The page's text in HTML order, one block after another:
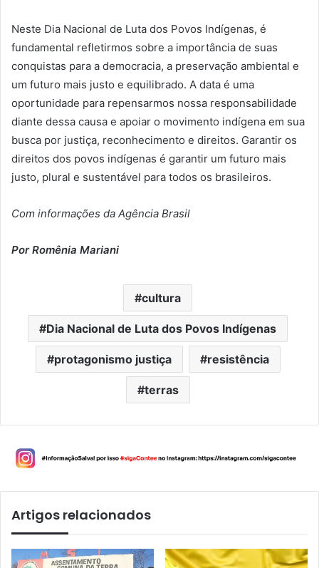
Neste Dia Nacional de Luta dos Povos Indígenas, é
fundamental refletirmos sobre a importância de suas
conquistas para a democracia, a preservação ambiental e
um futuro mais justo e equilibrado. A data é uma
oportunidade para repensarmos nossa responsabilidade
diante dessa causa e apoiar o movimento indígena em sua
busca por justiça, reconhecimento e direitos. Garantir os
direitos dos povos indígenas é garantir um futuro mais
justo, plural e sustentável para todos os brasileiros.
Com informações da Agência Brasil
Por Romênia Mariani
cultura
Dia Nacional de Luta dos Povos Indígenas
protagonismo justiça resistência
terras
Artigos relacionados